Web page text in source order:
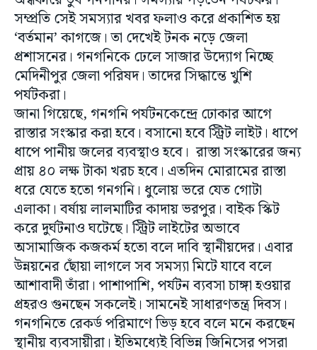
সম্প্রতি সেই সমস্যার খবর ফলাও করে প্রকাশিত হয়
‘বর্তমান’ কাগজে। তা দেখেই টনক নড়ে জেলা
প্রশাসনের। গনগনিকে ঢেলে সাজার উদ্যোগ নিচ্ছে
মেদিনীপুর জেলা পরিষদ। তাদের সিদ্ধান্তে খুশি
পর্যটকরা।
জানা গিয়েছে, গনগনি পর্যটনকেন্দ্রে ঢোকার আগে
রাস্তার সংস্কার করা হবে। বসানো হবে স্ট্রিট লাইট। ধাপে
ধাপে পানীয় জলের ব্যবস্থাও হবে। রাস্তা সংস্কারের জন্য
প্রায় ৪০ লক্ষ টাকা খরচ হবে। এতদিন মোরামের রাস্তা
ধরে যেতে হতো গনগনি। ধুলোয় ভরে যেত গোটা
এলাকা। বর্ষায় লালমাটির কাদায় ভরপুর। বাইক স্কিট
করে দুর্ঘটনাও ঘটেছে। স্ট্রিট লাইটের অভাবে
অসামাজিক কজকর্ম হতো বলে দাবি স্থানীয়দের। এবার
উন্নয়নের ছোঁয়া লাগলে সব সমস্যা মিটে যাবে বলে
আশাবাদী তাঁরা। পাশাপাশি, পর্যটন ব্যবসা চাঙ্গা হওয়ার
প্রহরও গুনছেন সকলেই। সামনেই সাধারণতন্ত্র দিবস।
গনগনিতে রেকর্ড পরিমাণে ভিড় হবে বলে মনে করছেন
স্থানীয় ব্যবসায়ীরা। ইতিমধ্যেই বিভিন্ন জিনিসের পসরা